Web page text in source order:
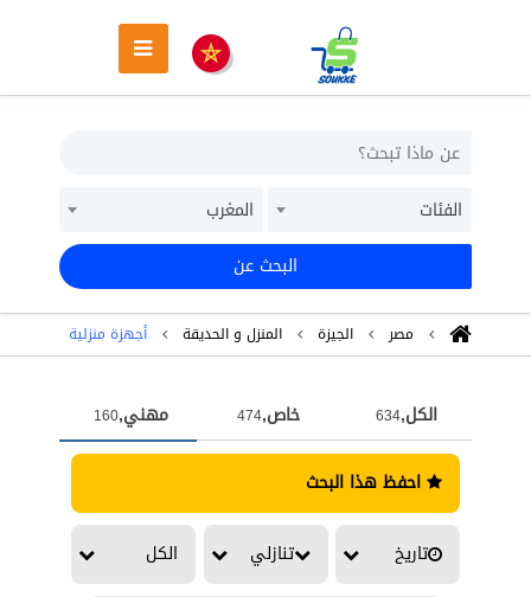
الفئات
المغرب
البحث عن
مصر الجيزة المنزل و الحديقة أجهزة منزلية
الكل,634 خاص,474 مهني,160
احفظ هذا البحث
تاريخ تنازلي الكل